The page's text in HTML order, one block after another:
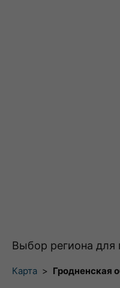
Выбор региона для
Карта > Гродненская